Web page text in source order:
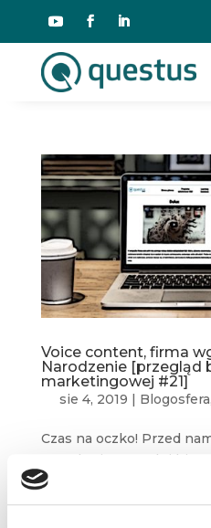
Voice content, firma
Narodzenie [przegląd
marketingowej #21]
sie 4, 2019 | Blogosfera
Czas na oczko! Przed
z marketingowych i
oraz serwisów. W tym
artykuły m.in. z